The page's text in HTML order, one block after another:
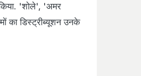
किया. 'शोले', 'अमर
का डिस्ट्रीब्यूशन उनके